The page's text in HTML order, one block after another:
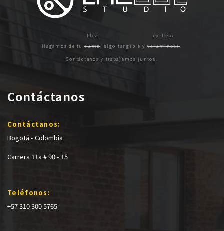
Hagamos de tupunto, algo tangible y voluminoso
Contáctanos y trabajemos juntos.
Contáctanos
Contáctanos:
Bogotá - Colombia
Carrera 11a # 90 - 15
Teléfonos:
+57 310 300 5765